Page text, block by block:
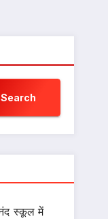
Search
स्कूल में